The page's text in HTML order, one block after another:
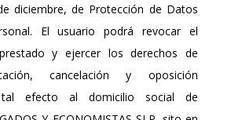
diciembre, de Protección de Datos
El usuario podrá revocar el
y ejercer los derechos de
cancelación y oposición
tal efecto al domicilio social de